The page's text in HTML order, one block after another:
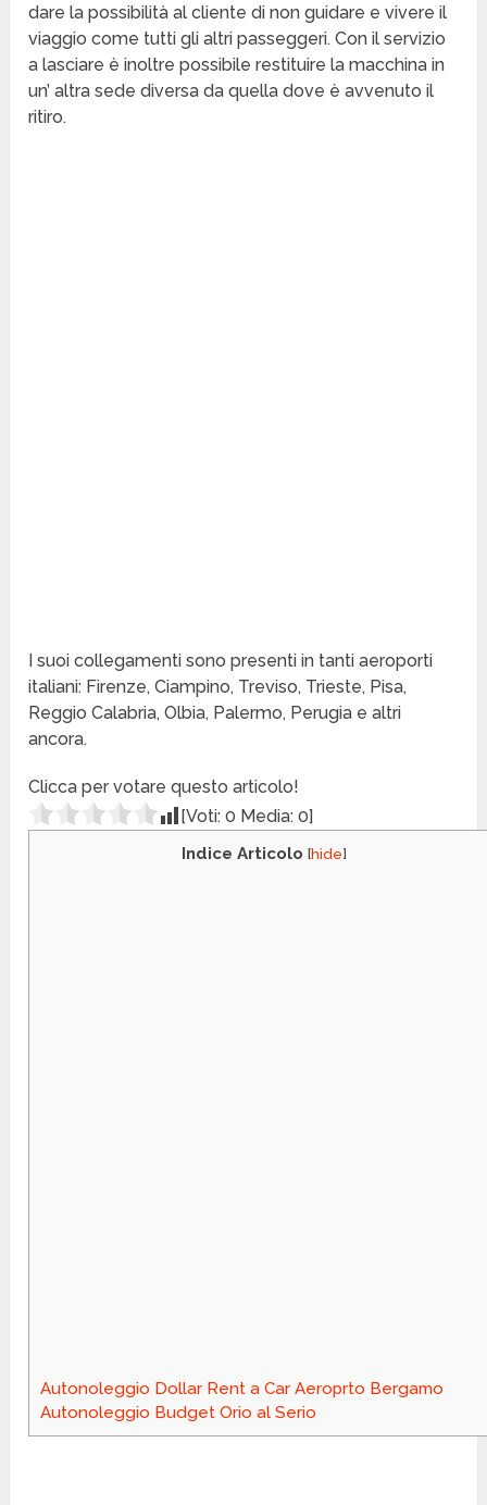
dare la possibilità al cliente di non guidare e vivere il
viaggio come tutti gli altri passeggeri. Con il servizio
a lasciare è inoltre possibile restituire la macchina in
un’ altra sede diversa da quella dove è avvenuto il
ritiro.
I suoi collegamenti sono presenti in tanti aeroporti
italiani: Firenze, Ciampino, Treviso, Trieste, Pisa,
Reggio Calabria, Olbia, Palermo, Perugia e altri
ancora.
Clicca per votare questo articolo!
[Voti:0 Media:0]
Indice Articolo [hide]
Autonoleggio Dollar Rent a Car Aeroprto Bergamo
Autonoleggio Budget Orio al Serio